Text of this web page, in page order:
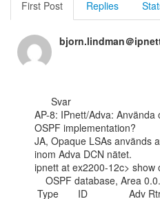
First Post Replies
bjorn.lindman＠
AP-8: IPnett/Adva:
OSPF implementation?
JA, Opaque LSAs används
inom Adva DCN nätet.
ipnett at ex2200-12c> show